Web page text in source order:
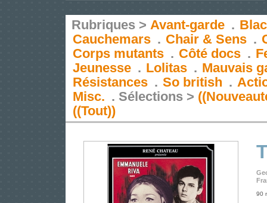
Rubriques > Avant-garde .
Cauchemars . Chair & Sens .
Corps mutants . Côté docs .
Jeunesse . Lolitas . Mauvais
Résistances . So british .
Misc. . Sélections >
((Tout))
90